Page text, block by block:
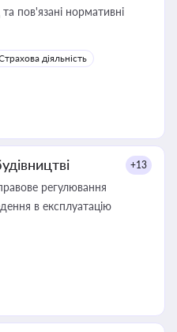
пов'язані нормативні
діяльність
+13
регулювання
в експлуатацію